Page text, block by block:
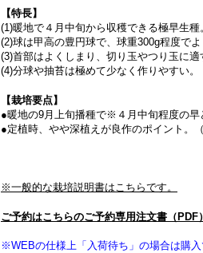
【特長】
(1)暖地で４月中旬から収穫できる極早生
(2)球は甲高の豊円球で、球重300g程度でよ
(3)首部はよくしまり、切り玉やつり玉に適
(4)分球や抽苔は極めて少なく作りやすい。
【栽培要点】
●暖地の9月上旬播種で※４月中旬程度の早
●定植時、やや深植えが良作のポイント。
※一般的な栽培説明書はこちらです。
ご予約はこちらのご予約専用注文書（PDF
※WEBの仕様上「入荷待ち」の場合は購